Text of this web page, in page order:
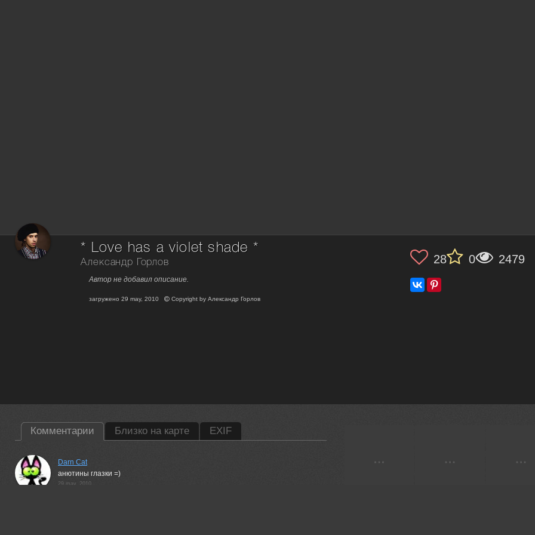
* Love has a violet shade *
Александр Горлов
Автор не добавил описание.
загружено29 may, 2010 Copyright byАлександр Горлов
28 0 2479
Комментарии Близко на карте EXIF
Darn Cat
анютины глазки =)
29 may, 2010